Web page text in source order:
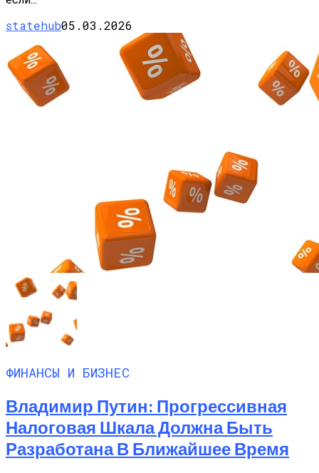
statehub05.03.2026
ФИНАНСЫ И БИЗНЕС
Владимир Путин: Прогрессивная
Налоговая Шкала Должна Быть
Разработана В Ближайшее Время